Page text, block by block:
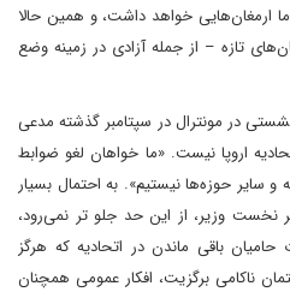
ارمغان‌هایی‌ خواهد داشت، و همین حالا
تازه – از جمله آزادی در زمینه وضع
در مونترال در سپتامبر گذشته مدعی
اروپا نیست. «ما خواهان لغو ضوابط
سایر حوزه‌ها نیستیم». به احتمال بسیار
وزیر، از این حد جلو تر نمی‌رود،
حامیان باقی‌ ماندن در اتحادیه که هرگز
ناکامی برگزیت، افکار عمومی‌ همچنان